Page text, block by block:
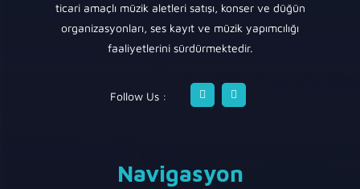
ticari amaçlı müzik aletleri satışı, konser ve düğün
organizasyonları, ses kayıt ve müzik yapımcılığı
faaliyetlerini sürdürmektedir.
Follow Us :
Navigasyon